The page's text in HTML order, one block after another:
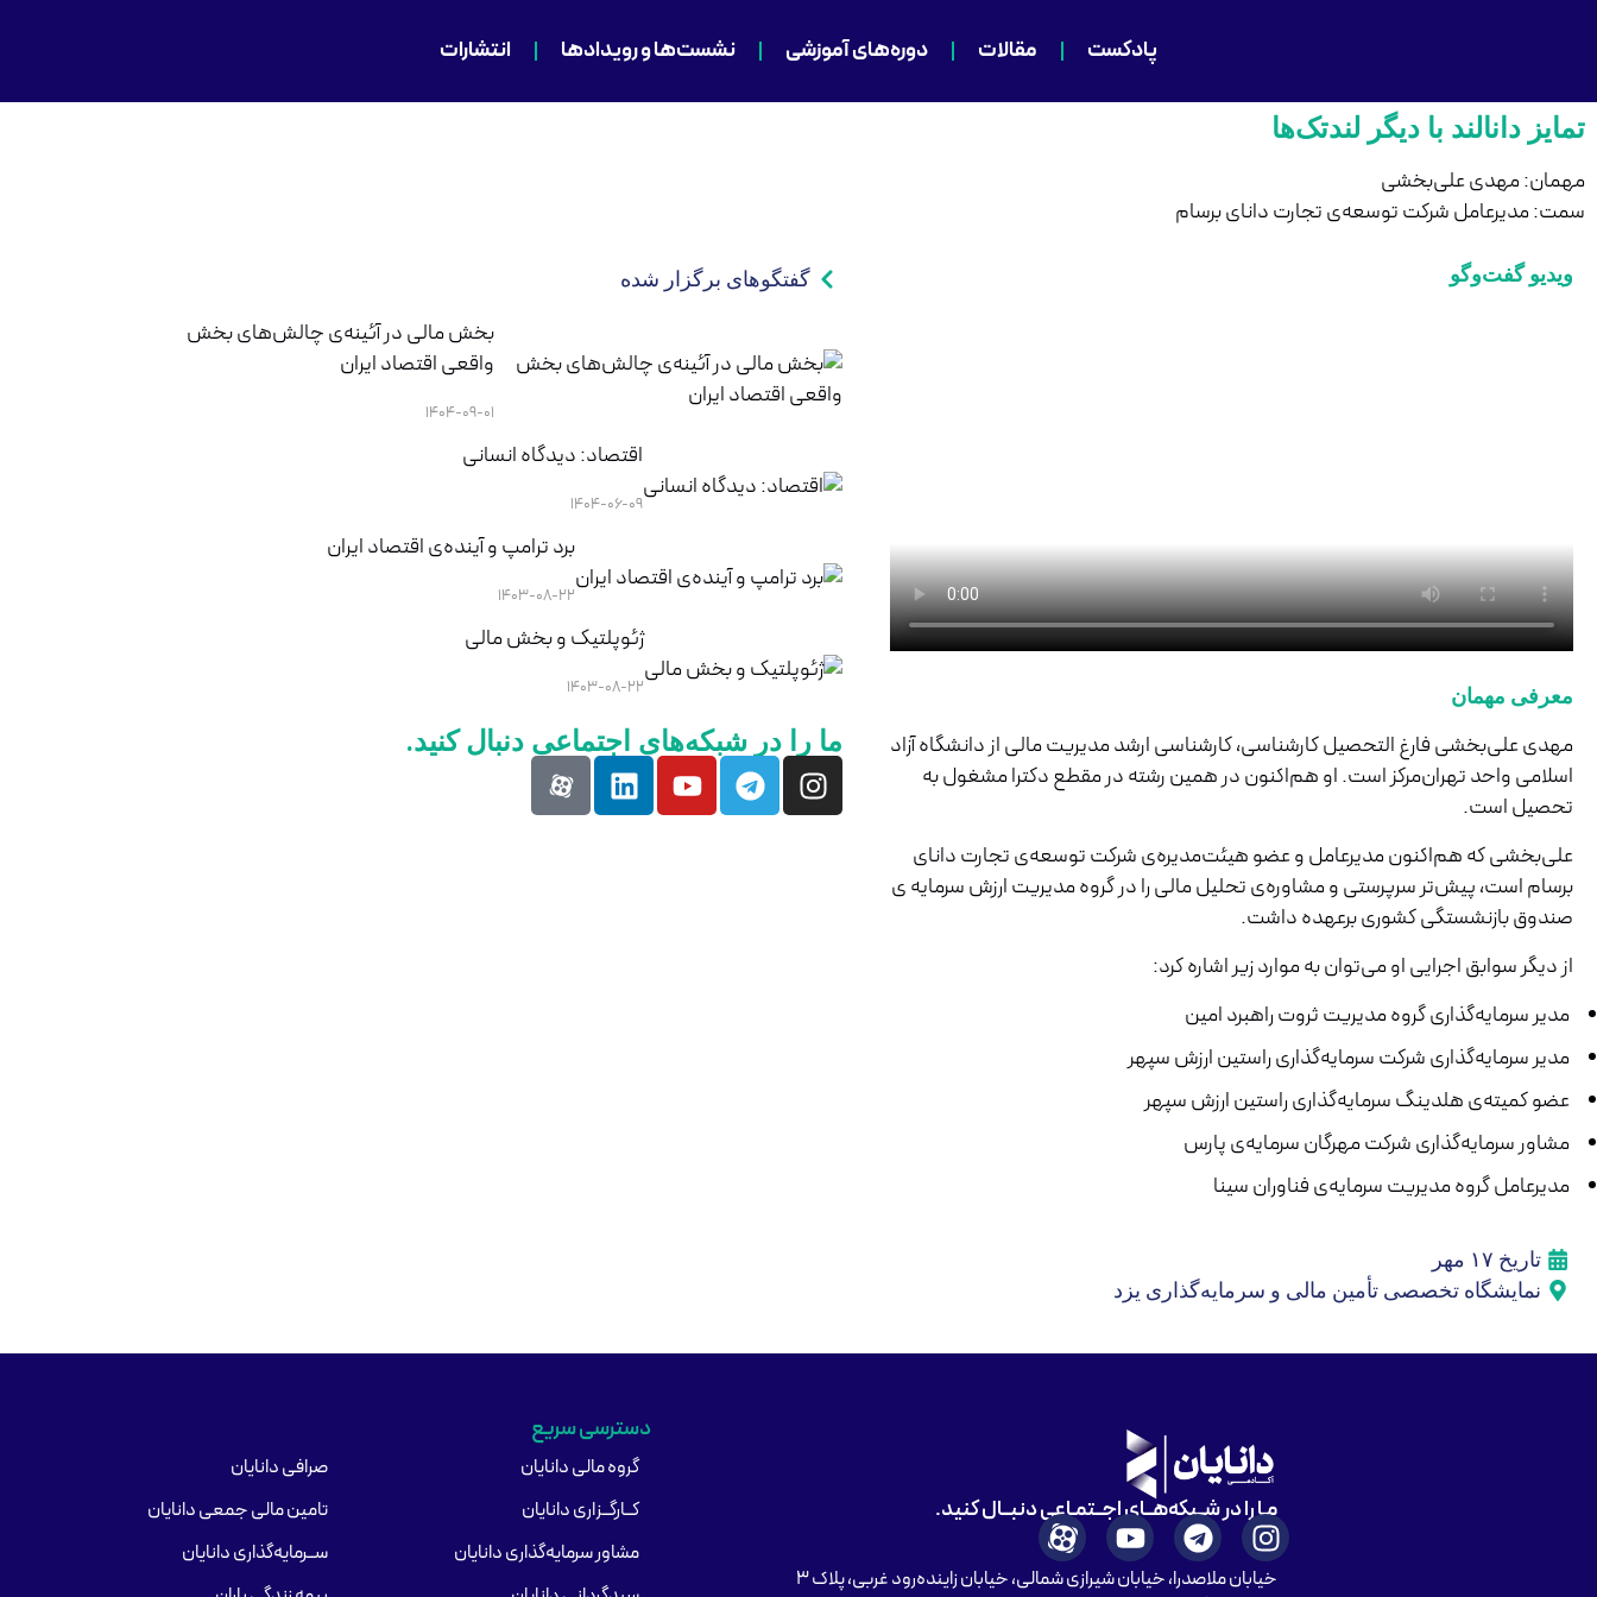
پادکست مقالات دوره‌های آموزشی نشست‌ها و رویدادها انتشارات
تمایز دانالند با دیگر لندتک‌ها
مهمان: مهدی علی‌بخشی
سمت: مدیرعامل شرکت توسعه‌ی تجارت دانای برسام
ویدیو گفت‌وگو
معرفی مهمان
مهدی‌ علی‌بخشی فارغ التحصیل کارشناسی، کارشناسی ارشد مدیریت مالی از دانشگاه آزاد
اسلامی واحد تهران‌مرکز است. او هم‌اکنون در همین رشته در مقطع دکترا مشغول به
تحصیل است.
علی‌بخشی که هم‌اکنون مدیرعامل و عضو هیئت‌مدیره‌ی شرکت توسعه‌ی تجارت دانای
برسام است، پیش‌تر سرپرستی و مشاوره‌ی تحلیل مالی را در گروه مدیریت ارزش سرمایه ی
صندوق بازنشستگی کشوری برعهده داشت.
از دیگر سوابق اجرایی او می‌توان به موارد زیر اشاره کرد:
مدیر سرمایه‌گذاری گروه مدیریت ثروت راهبرد امین
مدیر سرمایه‌گذاری شرکت سرمایه‌گذاری راستین ارزش سپهر
عضو کمیته‌ی هلدینگ سرمایه‌گذاری راستین ارزش سپهر
مشاور سرمایه‌گذاری شرکت مهرگان سرمایه‌ی پارس
مدیرعامل گروه مدیریت سرمایه‌ی فناوران سینا
تاریخ ۱۷ مهر
نمایشگاه تخصصی تأمین مالی و سرمایه‌گذاری یزد
گفتگوهای برگزار شده
بخش مالی در آئینه‌ی چالش‌های بخش
واقعی اقتصاد ایران
۱۴۰۴-۰۹-۰۱
اقتصاد: دیدگاه انسانی
۱۴۰۴-۰۶-۰۹
برد ترامپ و آینده‌ی اقتصاد ایران
۱۴۰۳-۰۸-۲۲
ژئوپلتیک و بخش مالی
۱۴۰۳-۰۸-۲۲
ما را در شبکه‌های اجتماعی دنبال کنید.
مـا را در شــبکه‌هــای اجــتمـاعی دنبــال کنید.
خیابان ملاصدرا، خیابان شیرازی شمالی، خیابان زاینده‌رود غربی، پلاک ۳
دسترسی سریع
گروه مالی دانایان
کــارگــزاری دانایان
مشاور سرمایه‌گذاری دانایان
صرافی دانایان
تامین مالی جمعی دانایان
ســرمایه‌گذاری دانایان